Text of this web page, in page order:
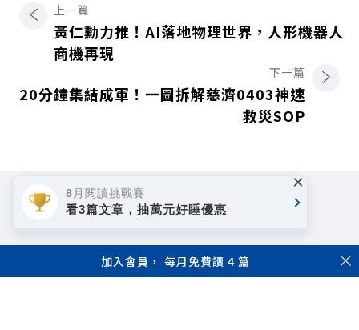
上一篇
黃仁勳力推！AI落地物理世界，人形機器人
商機再現
下一篇
20分鐘集結成軍！一圖拆解慈濟0403神速
救災SOP
加入會員， 每月免費讀 4 篇
著作權聲明
隱私權政策
8月閱讀挑戰賽
看3篇文章，抽萬元好睡優惠
×